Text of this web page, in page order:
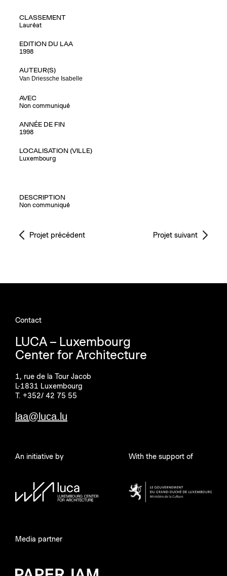
CLASSEMENT
Lauréat
EDITION DU LAA
1998
AUTEUR(S)
Van Driessche Isabelle
AVEC
Non communiqué
ANNÉE DE FIN
1998
LOCALISATION (VILLE)
Luxembourg
DESCRIPTION
Non communiqué
Projet précédent Projet suivant
Contact
LUCA – Luxembourg
Center for Architecture
1, rue de la Tour Jacob
L-1831 Luxembourg
T. +352/ 42 75 55
laa@luca.lu
An initiative by With the support of
Media partner